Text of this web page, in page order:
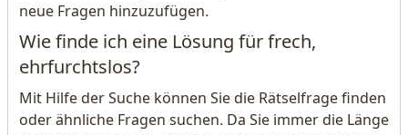
neue Fragen hinzuzufügen.
Wie finde ich eine Lösung für frech,
ehrfurchtslos?
Mit Hilfe der Suche können Sie die Rätselfrage finden
oder ähnliche Fragen suchen. Da Sie immer die Länge